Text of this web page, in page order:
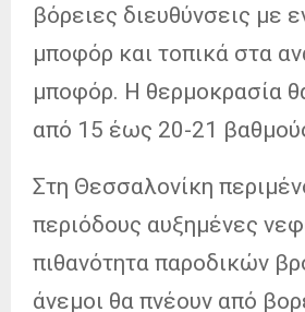
βόρειες διευθύνσεις με
μποφόρ και τοπικά στα
μποφόρ. Η θερμοκρασία
από 15 έως 20-21
Στη Θεσσαλονίκη
περιόδους αυξημένες
πιθανότητα παροδικών
άνεμοι θα πνέουν από